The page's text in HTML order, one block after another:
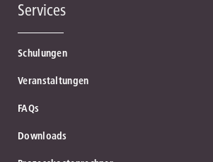
Services
Schulungen
Veranstaltungen
FAQs
Downloads